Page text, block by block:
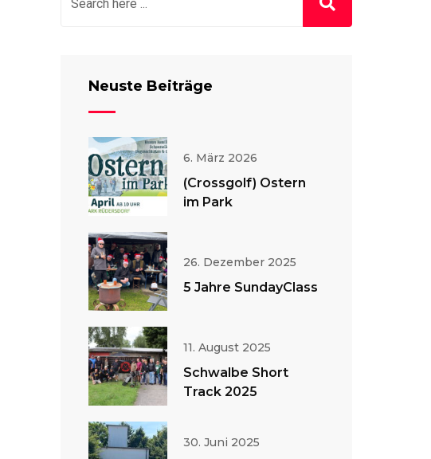
Neuste Beiträge
6. März 2026
(Crossgolf) Ostern
im Park
26. Dezember 2025
5 Jahre SundayClass
11. August 2025
Schwalbe Short
Track 2025
30. Juni 2025